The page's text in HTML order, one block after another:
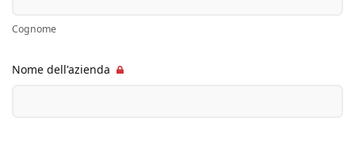
Cognome
Nome dell'azienda